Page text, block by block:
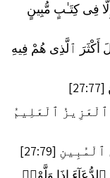
فِى كِتَـٰبٍ مُّبِينٍ
أَكْثَرَ ٱلَّذِى هُمْ فِيهِ
ٱلْعَلِيمُ
[27:79]